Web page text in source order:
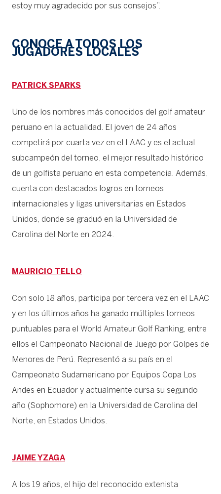
estoy muy agradecido por sus consejos”.
CONOCE A TODOS LOS
JUGADORES LOCALES
PATRICK SPARKS
Uno de los nombres más conocidos del golf amateur
peruano en la actualidad. El joven de 24 años
competirá por cuarta vez en el LAAC y es el actual
subcampeón del torneo, el mejor resultado histórico
de un golfista peruano en esta competencia. Además,
cuenta con destacados logros en torneos
internacionales y ligas universitarias en Estados
Unidos, donde se graduó en la Universidad de
Carolina del Norte en 2024.
MAURICIO TELLO
Con solo 18 años, participa por tercera vez en el LAAC
y en los últimos años ha ganado múltiples torneos
puntuables para el World Amateur Golf Ranking, entre
ellos el Campeonato Nacional de Juego por Golpes de
Menores de Perú. Representó a su país en el
Campeonato Sudamericano por Equipos Copa Los
Andes en Ecuador y actualmente cursa su segundo
año (Sophomore) en la Universidad de Carolina del
Norte, en Estados Unidos.
JAIME YZAGA
A los 19 años, el hijo del reconocido extenista